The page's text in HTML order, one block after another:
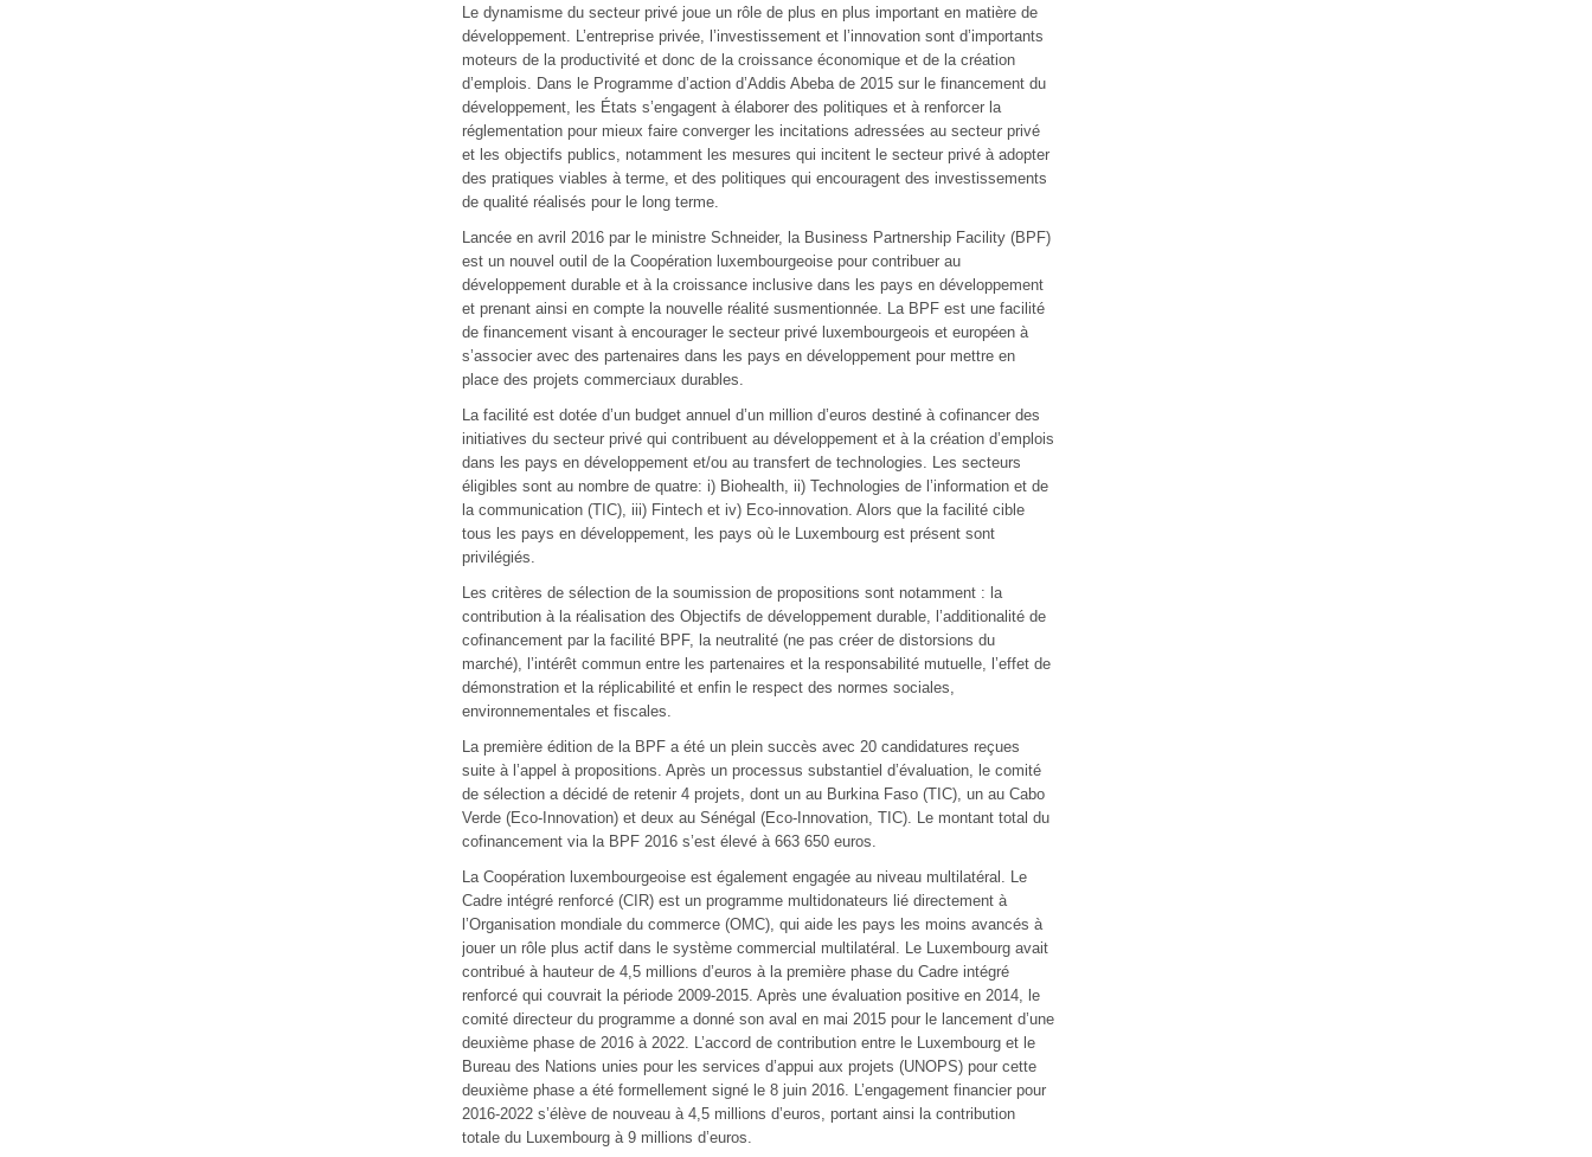
Le dynamisme du secteur privé joue un rôle de plus en plus important en matière de
développement. L’entreprise privée, l’investissement et l’innovation sont d’importants
moteurs de la productivité et donc de la croissance économique et de la création
d’emplois. Dans le Programme d’action d’Addis Abeba de 2015 sur le financement du
développement, les États s’engagent à élaborer des politiques et à renforcer la
réglementation pour mieux faire converger les incitations adressées au secteur privé
et les objectifs publics, notamment les mesures qui incitent le secteur privé à adopter
des pratiques viables à terme, et des politiques qui encouragent des investissements
de qualité réalisés pour le long terme.
Lancée en avril 2016 par le ministre Schneider, la Business Partnership Facility (BPF)
est un nouvel outil de la Coopération luxembourgeoise pour contribuer au
développement durable et à la croissance inclusive dans les pays en développement
et prenant ainsi en compte la nouvelle réalité susmentionnée. La BPF est une facilité
de financement visant à encourager le secteur privé luxembourgeois et européen à
s’associer avec des partenaires dans les pays en développement pour mettre en
place des projets commerciaux durables.
La facilité est dotée d’un budget annuel d’un million d’euros destiné à cofinancer des
initiatives du secteur privé qui contribuent au développement et à la création d’emplois
dans les pays en développement et/ou au transfert de technologies. Les secteurs
éligibles sont au nombre de quatre: i) Biohealth, ii) Technologies de l’information et de
la communication (TIC), iii) Fintech et iv) Eco-innovation. Alors que la facilité cible
tous les pays en développement, les pays où le Luxembourg est présent sont
privilégiés.
Les critères de sélection de la soumission de propositions sont notamment : la
contribution à la réalisation des Objectifs de développement durable, l’additionalité de
cofinancement par la facilité BPF, la neutralité (ne pas créer de distorsions du
marché), l’intérêt commun entre les partenaires et la responsabilité mutuelle, l’effet de
démonstration et la réplicabilité et enfin le respect des normes sociales,
environnementales et fiscales.
La première édition de la BPF a été un plein succès avec 20 candidatures reçues
suite à l’appel à propositions. Après un processus substantiel d’évaluation, le comité
de sélection a décidé de retenir 4 projets, dont un au Burkina Faso (TIC), un au Cabo
Verde (Eco-Innovation) et deux au Sénégal (Eco-Innovation, TIC). Le montant total du
cofinancement via la BPF 2016 s’est élevé à 663 650 euros.
La Coopération luxembourgeoise est également engagée au niveau multilatéral. Le
Cadre intégré renforcé (CIR) est un programme multidonateurs lié directement à
l’Organisation mondiale du commerce (OMC), qui aide les pays les moins avancés à
jouer un rôle plus actif dans le système commercial multilatéral. Le Luxembourg avait
contribué à hauteur de 4,5 millions d’euros à la première phase du Cadre intégré
renforcé qui couvrait la période 2009-2015. Après une évaluation positive en 2014, le
comité directeur du programme a donné son aval en mai 2015 pour le lancement d’une
deuxième phase de 2016 à 2022. L’accord de contribution entre le Luxembourg et le
Bureau des Nations unies pour les services d’appui aux projets (UNOPS) pour cette
deuxième phase a été formellement signé le 8 juin 2016. L’engagement financier pour
2016-2022 s’élève de nouveau à 4,5 millions d’euros, portant ainsi la contribution
totale du Luxembourg à 9 millions d’euros.